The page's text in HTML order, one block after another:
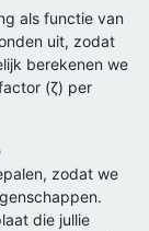
als functie van
uit, zodat
berekenen we
(ζ) per
zodat we
die jullie